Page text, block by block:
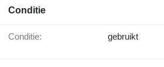
Conditie
Conditie: gebruikt